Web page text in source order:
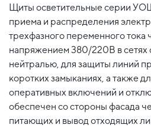
Щиты осветительные серии
приема и распределения
трехфазного переменного тока
напряжением 380/220В в сетях
нейтралью, для защиты линий
коротких замыканиях, а также
оперативных включений и
обеспечен со стороны фасада
питающих и вывод отходящих